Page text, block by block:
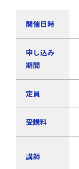
開催日時
申し込み
期間
定員
受講料
講師